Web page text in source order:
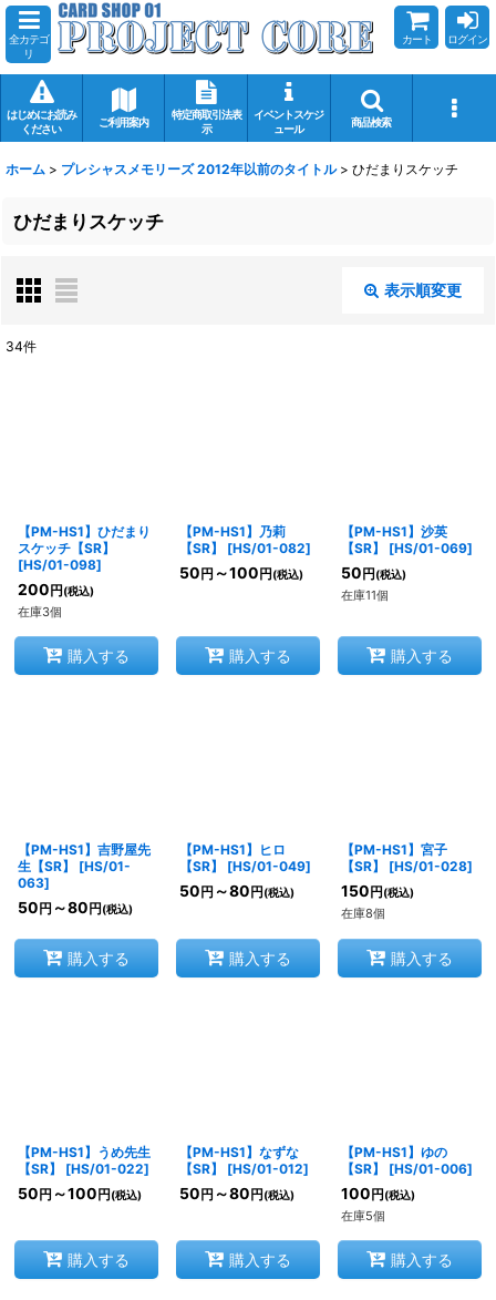
全カテゴ
リ
カート ログイン
はじめにお読み
ください
ご利用案内
特定商取引法表
示
イベントスケジ
ュール
商品検索
ホーム > プレシャスメモリーズ 2012年以前のタイトル > ひだまりスケッチ
ひだまりスケッチ
表示順変更
絞り込む
34件
【PM-HS1】ひだまり
スケッチ【SR】
[HS/01-098]
200 円 (税込)
在庫3個
購入する
【PM-HS1】乃莉
【SR】
[HS/01-082]
50 円 ～100 円 (税込)
購入する
【PM-HS1】沙英
【SR】
[HS/01-069]
50 円 (税込)
在庫11個
購入する
【PM-HS1】吉野屋先
生【SR】
[HS/01-
063]
50 円 ～80 円 (税込)
購入する
【PM-HS1】ヒロ
【SR】
[HS/01-049]
50 円 ～80 円 (税込)
購入する
【PM-HS1】宮子
【SR】
[HS/01-028]
150 円 (税込)
在庫8個
購入する
【PM-HS1】うめ先生
【SR】
[HS/01-022]
50 円 ～100 円 (税込)
購入する
【PM-HS1】なずな
【SR】
[HS/01-012]
50 円 ～80 円 (税込)
購入する
【PM-HS1】ゆの
【SR】
[HS/01-006]
100 円 (税込)
在庫5個
購入する